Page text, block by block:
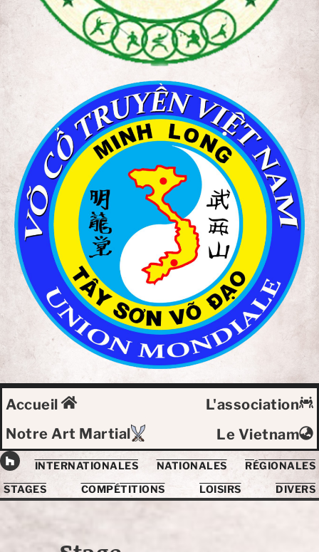
Accueil
L'association
Notre Art Martial
Le Vietnam
INTERNATIONALES NATIONALES
RÉGIONALES
STAGES
COMPÉTITIONS LOISIRS DIVERS